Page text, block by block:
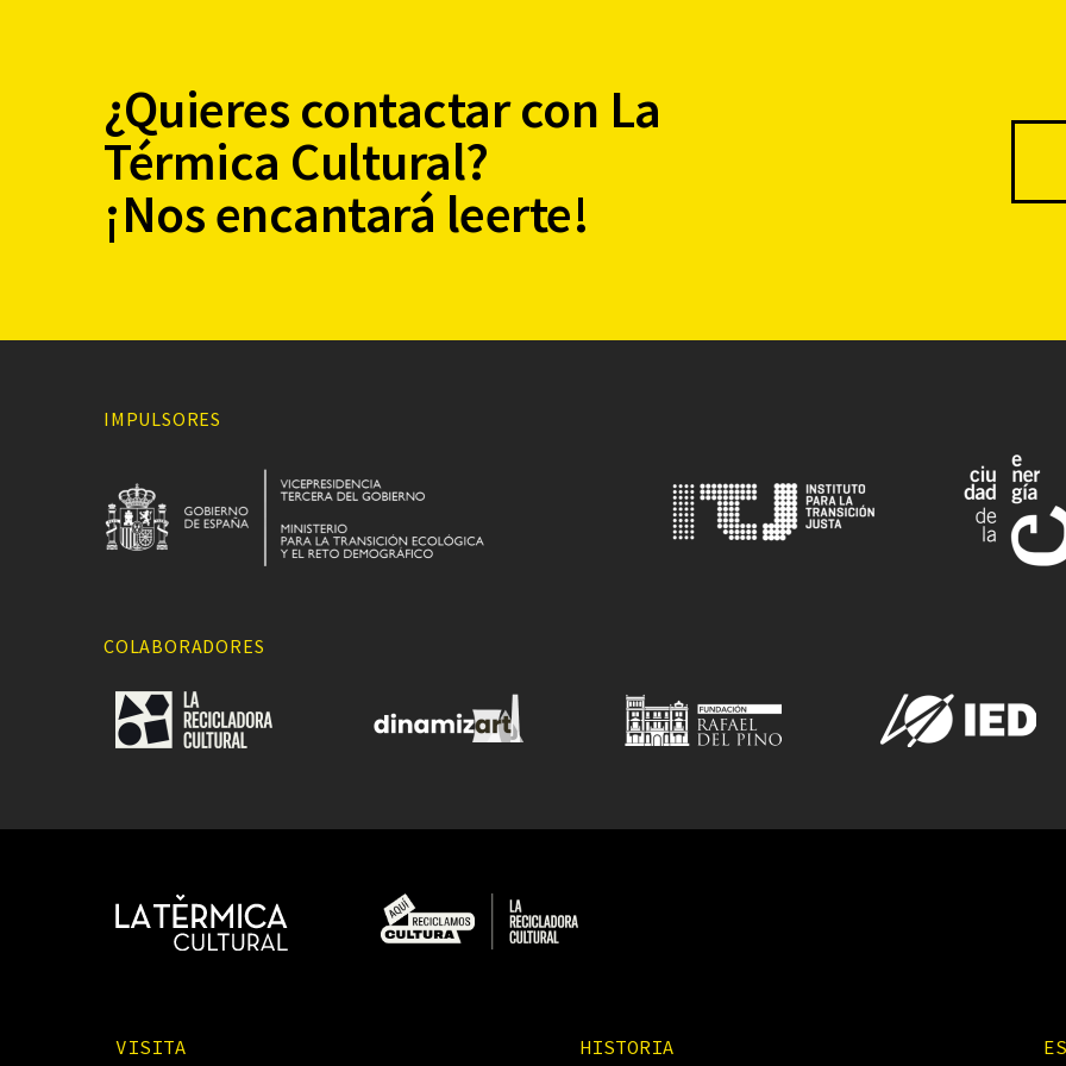
¿Quieres contactar con La
Térmica Cultural?
¡Nos encantará leerte!
IMPULSORES
COLABORADORES
VISITA HISTORIA